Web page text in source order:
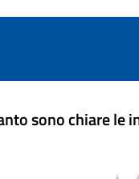
sono chiare le